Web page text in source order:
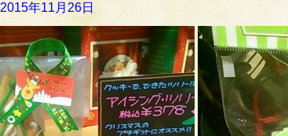
2015年11月26日